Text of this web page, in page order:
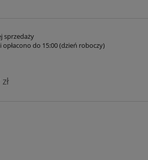
sprzedaży
opłacono do 15:00 (dzień roboczy)